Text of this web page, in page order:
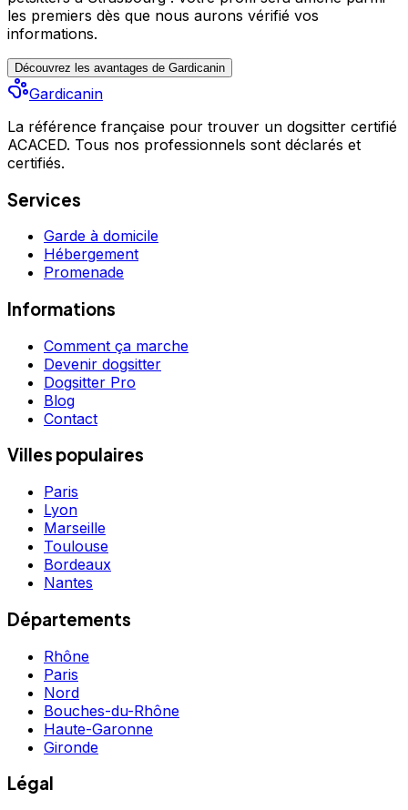
les premiers dès que nous aurons vérifié vos
informations.
Découvrez les avantages de Gardicanin
Gardicanin
La référence française pour trouver un dogsitter certifié
ACACED. Tous nos professionnels sont déclarés et
certifiés.
Services
Garde à domicile
Hébergement
Promenade
Informations
Comment ça marche
Devenir dogsitter
Dogsitter Pro
Blog
Contact
Villes populaires
Paris
Lyon
Marseille
Toulouse
Bordeaux
Nantes
Départements
Rhône
Paris
Nord
Bouches-du-Rhône
Haute-Garonne
Gironde
Légal